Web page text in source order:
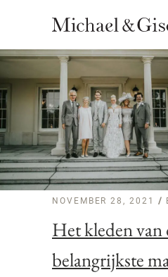
NOVEMBER 28, 2021
Het kleden van
belangrijkste